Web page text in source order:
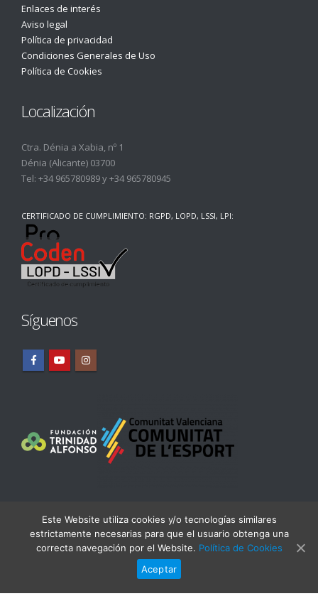
Enlaces de interés
Aviso legal
Política de privacidad
Condiciones Generales de Uso
Política de Cookies
Localización
Ctra. Dénia a Xabia, nº 1
Dénia (Alicante) 03700
Tel: +34 965780989y+34 965780945
CERTIFICADO DE CUMPLIMIENTO: RGPD, LOPD, LSSI, LPI:
Síguenos
© Real Club Náutico Dénia Copyright 2019. Todos los derechos
Este Website utiliza cookies y/o tecnologías similares
estrictamente necesarias para que el usuario obtenga una
correcta navegación por el Website. Política de Cookies
Aceptar